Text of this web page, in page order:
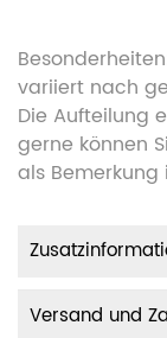
variiert nach
Die Aufteilung
gerne können
als
Versand und